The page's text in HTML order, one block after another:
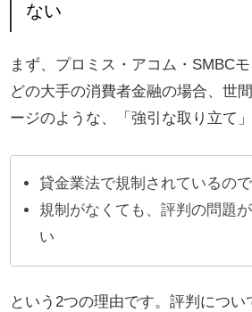
ない
まず、プロミス・アコム・SMBC
どの大手の消費者金融の場合、世
ージのような、「強引な取り立て
貸金業法で規制されているの
規制がなくても、評判の問題
い
という2つの理由です。評判につ